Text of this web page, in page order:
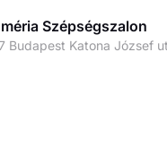
Szépségszalon